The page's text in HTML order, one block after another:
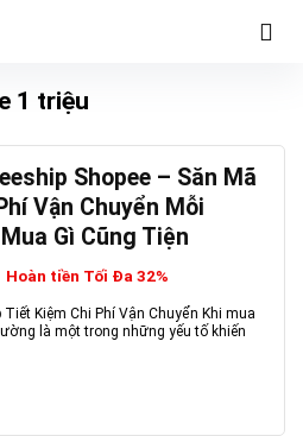
1 triệu
Shopee – Săn Mã
Vận Chuyển Mỗi
Gì Cũng Tiện
Hoàn tiền Tối Đa 32%
Tiết Kiệm Chi Phí Vận Chuyển Khi mua
là một trong những yếu tố khiến